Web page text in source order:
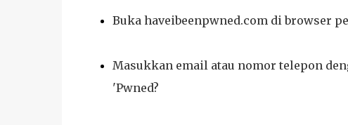
Buka haveibeenpwned.com di browser
Masukkan email atau nomor telepon
'Pwned?